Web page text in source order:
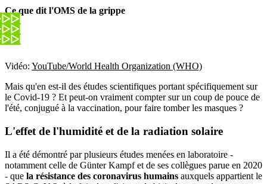
Ce que dit l'OMS de la grippe
Vidéo: YouTube/World Health Organization (WHO)
Mais qu'en est-il des études scientifiques portant spécifiquement sur
le Covid-19 ? Et peut-on vraiment compter sur un coup de pouce de
l'été, conjugué à la vaccination, pour faire tomber les masques ?
L'effet de l'humidité et de la radiation solaire
Il a été démontré par plusieurs études menées en laboratoire -
notamment celle de Günter Kampf et de ses collègues parue en 2020
- que la résistance des coronavirus humains auxquels appartient le